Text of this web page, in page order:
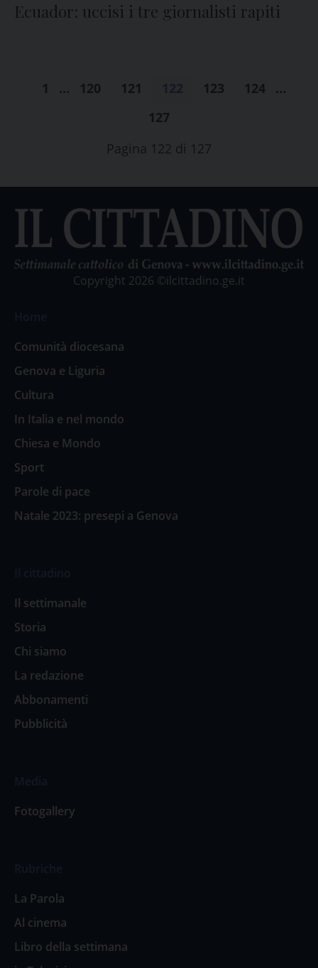
Ecuador: uccisi i tre giornalisti rapiti
1 … 120 121 123 124
…
127
Pagina 122 di 127
Copyright 2026 ©ilcittadino.ge.it
Comunità diocesana
Genova e Liguria
Cultura
In Italia e nel mondo
Chiesa e Mondo
Sport
Parole di pace
Natale 2023: presepi a Genova
Il settimanale
Storia
Chi siamo
La redazione
Abbonamenti
Pubblicità
Fotogallery
La Parola
Al cinema
Libro della settimana